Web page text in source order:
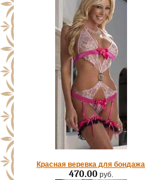
Красная веревка для бондажа
470.00руб.